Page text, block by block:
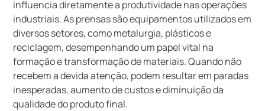
influencia diretamente a produtividade nas operações
industriais. As prensas são equipamentos utilizados em
diversos setores, como metalurgia, plásticos e
reciclagem, desempenhando um papel vital na
formação e transformação de materiais. Quando não
recebem a devida atenção, podem resultar em paradas
inesperadas, aumento de custos e diminuição da
qualidade do produto final.